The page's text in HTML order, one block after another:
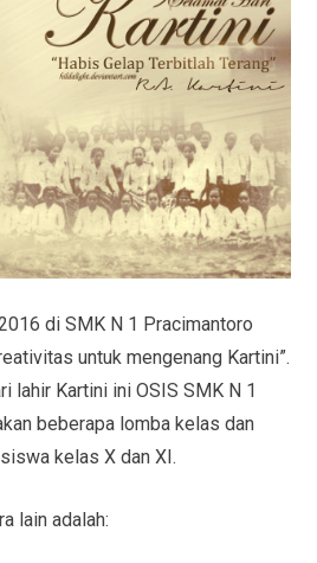
di SMK N 1 Pracimantoro
untuk mengenang Kartini”.
lahir Kartini ini OSIS SMK N 1
beberapa lomba kelas dan
kelas X dan XI.
lain adalah: